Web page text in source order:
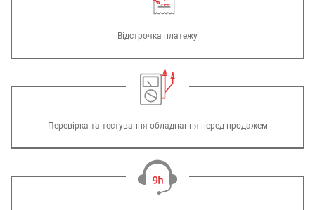
Відстрочка платежу
Перевірка та тестування обладнання перед продажем